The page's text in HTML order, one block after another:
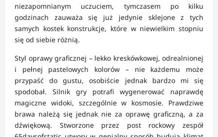
niezapomnianym uczuciem, tymczasem po kilku
godzinach zauważa się już jedynie sklejone z tych
samych kostek konstrukcje, które w niewielkim stopniu
się od siebie różnią.
Styl oprawy graficznej – lekko kreskówkowej, odrealnionej
i pełnej pastelowych kolorów – nie każdemu może
przypaść do gustu, osobiście jednak bardzo mi się
spodobał. Silnik gry potrafi wygenerować naprawdę
magiczne widoki, szczególnie w kosmosie. Prawdziwe
brawa należą się jednak nie za oprawę graficzną, a za
dźwiękową. Stworzone przez post rockowy zespół